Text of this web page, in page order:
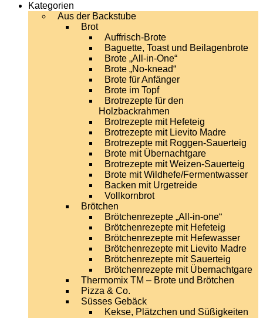
Kategorien
Aus der Backstube
Brot
Auffrisch-Brote
Baguette, Toast und Beilagenbrote
Brote „All-in-One“
Brote „No-knead“
Brote für Anfänger
Brote im Topf
Brotrezepte für den
Holzbackrahmen
Brotrezepte mit Hefeteig
Brotrezepte mit Lievito Madre
Brotrezepte mit Roggen-Sauerteig
Brote mit Übernachtgare
Brotrezepte mit Weizen-Sauerteig
Brote mit Wildhefe/Fermentwasser
Backen mit Urgetreide
Vollkornbrot
Brötchen
Brötchenrezepte „All-in-one“
Brötchenrezepte mit Hefeteig
Brötchenrezepte mit Hefewasser
Brötchenrezepte mit Lievito Madre
Brötchenrezepte mit Sauerteig
Brötchenrezepte mit Übernachtgare
Thermomix TM – Brote und Brötchen
Pizza & Co.
Süsses Gebäck
Kekse, Plätzchen und Süßigkeiten